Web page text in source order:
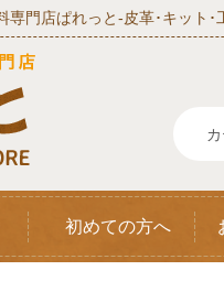
専門店ぱれっと‐皮革･キット･
初めての方へ